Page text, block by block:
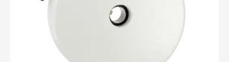
Accessoires pour montures